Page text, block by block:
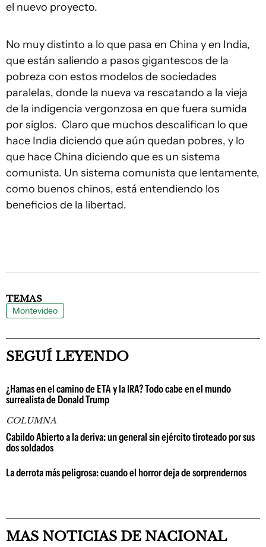
el nuevo proyecto.
No muy distinto a lo que pasa en China y en India,
que están saliendo a pasos gigantescos de la
pobreza con estos modelos de sociedades
paralelas, donde la nueva va rescatando a la vieja
de la indigencia vergonzosa en que fuera sumida
por siglos. Claro que muchos descalifican lo que
hace India diciendo que aún quedan pobres, y lo
que hace China diciendo que es un sistema
comunista. Un sistema comunista que lentamente,
como buenos chinos, está entendiendo los
beneficios de la libertad.
TEMAS
Montevideo
SEGUÍ LEYENDO
¿Hamas en el camino de ETA y la IRA? Todo cabe en el mundo
surrealista de Donald Trump
COLUMNA
Cabildo Abierto a la deriva: un general sin ejército tiroteado por sus
dos soldados
La derrota más peligrosa: cuando el horror deja de sorprendernos
MAS NOTICIAS DE NACIONAL